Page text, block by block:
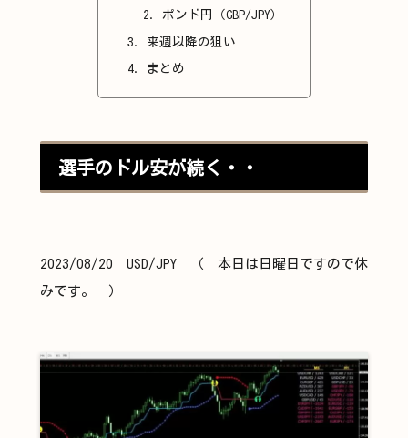
ポンド円（GBP/JPY）
来週以降の狙い
まとめ
選手のドル安が続く・・
2023/08/20 USD/JPY （ 本日は日曜日ですので休
みです。 ）